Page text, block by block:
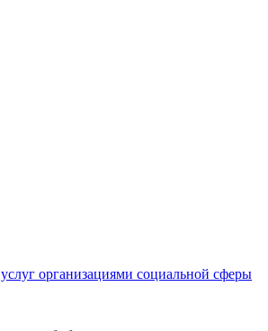
организациями социальной сферы